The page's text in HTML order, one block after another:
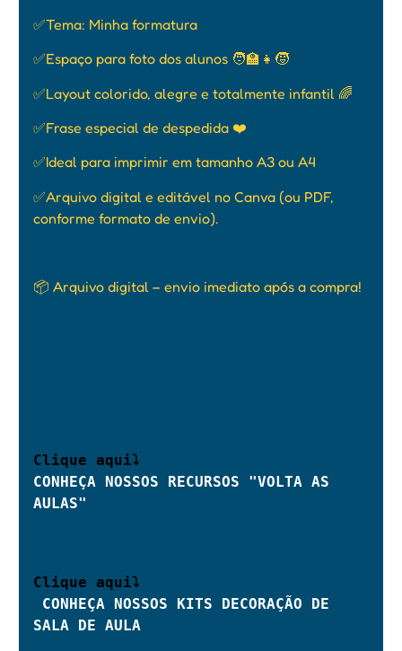
✅Tema: Minha formatura
✅Espaço para foto dos alunos 🧑‍🏫👧🧒
✅Layout colorido, alegre e totalmente infantil 🌈
✅Frase especial de despedida ❤️
✅Ideal para imprimir em tamanho A3 ou A4
✅Arquivo digital e editável no Canva (ou PDF,
conforme formato de envio).
📦 Arquivo digital – envio imediato após a compra!
Clique aqui⤵
CONHEÇA NOSSOS RECURSOS "VOLTA AS
AULAS"
CONHEÇA NOSSOS KITS DECORAÇÃO DE
SALA DE AULA